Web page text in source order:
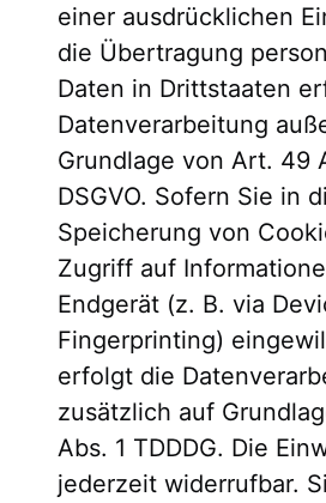
einer ausdrücklichen
die Übertragung
Daten in Drittstaaten
Datenverarbeitung
Grundlage von Art. 49
DSGVO. Sofern Sie in
Speicherung von
Zugriff auf
Endgerät (z. B. via
Fingerprinting)
erfolgt die
zusätzlich auf
Abs. 1 TDDDG. Die
jederzeit widerrufbar.